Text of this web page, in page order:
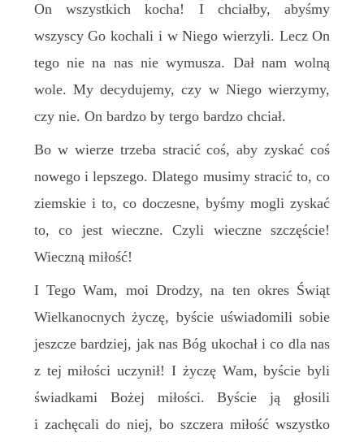
On wszystkich kocha! I chciałby, abyśmy
wszyscy Go kochali i w Niego wierzyli. Lecz On
tego niena nas nie wymusza. Dał nam wolną
wole. My decydujemy, czy w Niego wierzymy,
czy nie. On bardzo by tergo bardzo chciał.
Bo w wierze trzeba stracić coś, aby zyskać coś
nowego i lepszego.Dlatego musimy stracić to, co
ziemskie ito, co doczesne, byśmy mogli zyskać
to, co jest wieczne. Czyli wieczne szczęście!
Wieczną miłość!
I TegoWam, moiDrodzy, na ten okres Świąt
Wielkanocnych życzę, byście uświadomili sobie
jeszcze bardziej, jak nas Bóg ukochał i co dla nas
z tej miłości uczynił! I życzę Wam, byście byli
świadkami Bożej miłości.Byście ją głosili
i zachęcali do niej, bo szczera miłość wszystko